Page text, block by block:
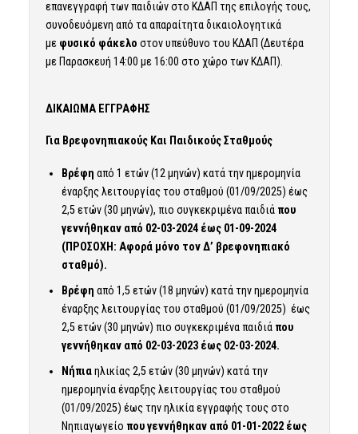
επανεγγραφή των παιδιών στο ΚΔΑΠ της επιλογής τους,
συνοδευόμενη από τα απαραίτητα δικαιολογητικά
με φυσικό φάκελο στον υπεύθυνο του ΚΔΑΠ (Δευτέρα
με Παρασκευή 14:00 με 16:00 στο χώρο των ΚΔΑΠ).
ΔΙΚΑΙΩΜΑ ΕΓΓΡΑΦΗΣ
Για Βρεφονηπιακούς Και Παιδικούς Σταθμούς
Βρέφη από 1 ετών (12 μηνών) κατά την ημερομηνία
έναρξης λειτουργίας του σταθμού (01/09/2025) έως
2,5 ετών (30 μηνών), πιο συγκεκριμένα παιδιά που
γεννήθηκαν από 02-03-2024 έως 01-09-2024
(ΠΡΟΣΟΧΗ: Αφορά μόνο τον Δ’ βρεφονηπιακό
σταθμό).
Βρέφη από 1,5 ετών (18 μηνών) κατά την ημερομηνία
έναρξης λειτουργίας του σταθμού (01/09/2025) έως
2,5 ετών (30 μηνών) πιο συγκεκριμένα παιδιά που
γεννήθηκαν από 02-03-2023 έως 02-03-2024.
Νήπιαηλικίας 2,5 ετών (30 μηνών) κατά την
ημερομηνία έναρξης λειτουργίας του σταθμού
(01/09/2025) έως την ηλικία εγγραφής τους στο
Νηπιαγωγείο που γεννήθηκαν από 01-01-2022 έως